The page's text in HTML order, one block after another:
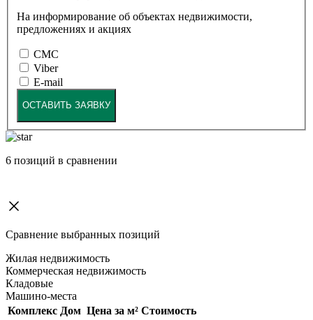
На информирование об объектах недвижимости,
предложениях и акциях
СМС
Viber
E-mail
ОСТАВИТЬ ЗАЯВКУ
6 позиций в сравнении
Сравнение выбранных позиций
Жилая недвижимость
Коммерческая недвижимость
Кладовые
Машино-места
Комплекс Дом Цена за м² Стоимость